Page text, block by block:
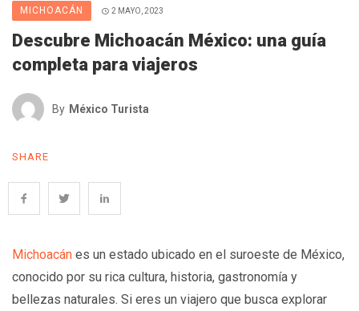
MICHOACÁN 2 MAYO, 2023
Descubre Michoacán México: una guía
completa para viajeros
By México Turista
SHARE
Michoacán es un estado ubicado en el suroeste de México,
conocido por su rica cultura, historia, gastronomía y
bellezas naturales. Si eres un viajero que busca explorar